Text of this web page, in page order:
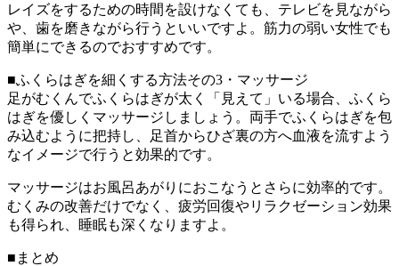
レイズをするための時間を設けなくても、テレビを見ながら
や、歯を磨きながら行うといいですよ。筋力の弱い女性でも
簡単にできるのでおすすめです。
■ふくらはぎを細くする方法その3・マッサージ
足がむくんでふくらはぎが太く「見えて」いる場合、ふくら
はぎを優しくマッサージしましょう。両手でふくらはぎを包
み込むように把持し、足首からひざ裏の方へ血液を流すよう
なイメージで行うと効果的です。
マッサージはお風呂あがりにおこなうとさらに効率的です。
むくみの改善だけでなく、疲労回復やリラクゼーション効果
も得られ、睡眠も深くなりますよ。
■まとめ